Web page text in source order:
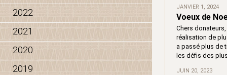
2022
2021
2020
2019
JANVIER 1, 2024
Voeux de
Chers donateurs,
réalisation de
a passé plus de
les défis des
JUIN 20, 2023